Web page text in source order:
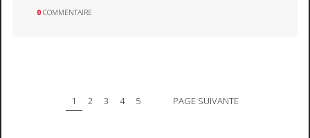
0 COMMENTAIRE
1 2 3 4 5 PAGE SUIVANTE